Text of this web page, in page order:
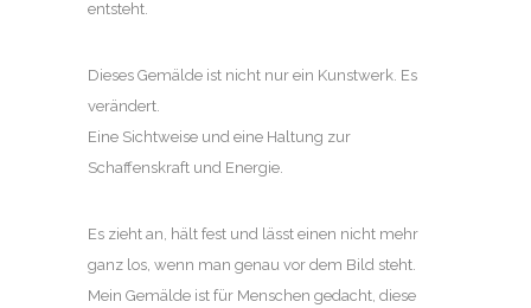
entsteht.
Dieses Gemälde ist nicht nur ein Kunstwerk. Es
verändert.
Eine Sichtweise und eine Haltung zur
Schaffenskraft und Energie.
Es zieht an, hält fest und lässt einen nicht mehr
ganz los, wenn man genau vor dem Bild steht.
Mein Gemälde ist für Menschen gedacht, diese